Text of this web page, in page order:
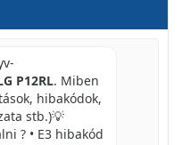
P12RL. Miben
hibakódok,
stb.)💡
? • E3 hibakód